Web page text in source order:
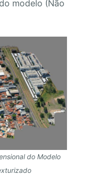
modelo (Não
do Modelo